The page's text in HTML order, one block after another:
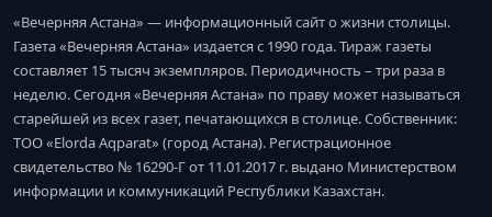
«Вечерняя Астана» — информационный сайт о жизни столицы.
Газета «Вечерняя Астана» издается с 1990 года. Тираж газеты
составляет 15 тысяч экземпляров. Периодичность – три раза в
неделю. Сегодня «Вечерняя Астана» по праву может называться
старейшей из всех газет, печатающихся в столице. Собственник:
ТОО «Elorda Aqparat» (город Астана). Регистрационное
свидетельство № 16290-Г от 11.01.2017 г. выдано Министерством
информации и коммуникаций Республики Казахстан.